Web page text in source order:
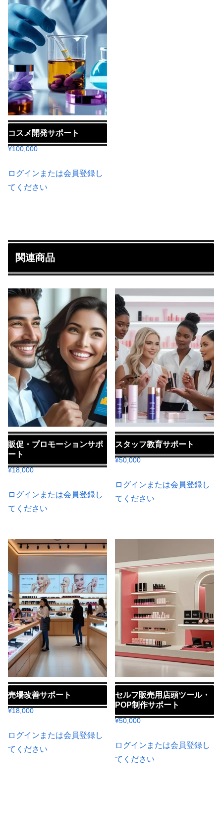
コスメ開発サポート
¥100,000
ログインまたは会員登録し
てください
関連商品
販促・プロモーションサポ
ート
¥18,000
ログインまたは会員登録し
てください
スタッフ教育サポート
¥50,000
ログインまたは会員登録し
てください
売場改善サポート
¥18,000
ログインまたは会員登録し
てください
セルフ販売用店頭ツール・
POP制作サポート
¥50,000
ログインまたは会員登録し
てください